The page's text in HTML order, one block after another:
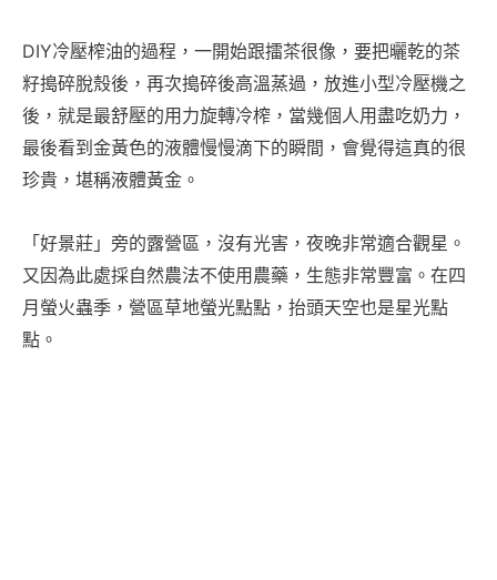
DIY冷壓榨油的過程，一開始跟擂茶很像，要把曬乾的茶
籽搗碎脫殼後，再次搗碎後高溫蒸過，放進小型冷壓機之
後，就是最舒壓的用力旋轉冷榨，當幾個人用盡吃奶力，
最後看到金黃色的液體慢慢滴下的瞬間，會覺得這真的很
珍貴，堪稱液體黃金。
「好景莊」旁的露營區，沒有光害，夜晚非常適合觀星。
又因為此處採自然農法不使用農藥，生態非常豐富。在四
月螢火蟲季，營區草地螢光點點，抬頭天空也是星光點
點。